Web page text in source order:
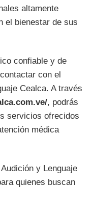
altamente
el bienestar de sus
confiable y de
con el
Cealca. A través
, podrás
servicios ofrecidos
médica
y Lenguaje
quienes buscan